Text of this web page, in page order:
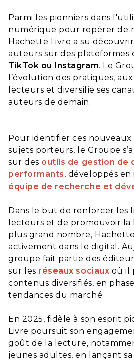
Parmi les pionniers dans
numérique pour repérer de
Hachette Livre a su
auteurs sur des plateformes
TikTok ou Instagram. Le
l’évolution des pratiques,
lecteurs et diversifie ses
auteurs de demain.
Pour identifier ces
sujets porteurs, le Groupe
sur des outils de gestion de
performants, développés
équipe de recherche et
Dans le but de renforcer les
lecteurs et de promouvoir
plus grand nombre,
activement dans le digital.
groupe fait partie des
sur les réseaux sociaux où il
contenus diversifiés, en
tendances du marché.
En 2025, fidèle à son esprit
Livre poursuit son
goût de la lecture,
jeunes adultes, en lançant sa